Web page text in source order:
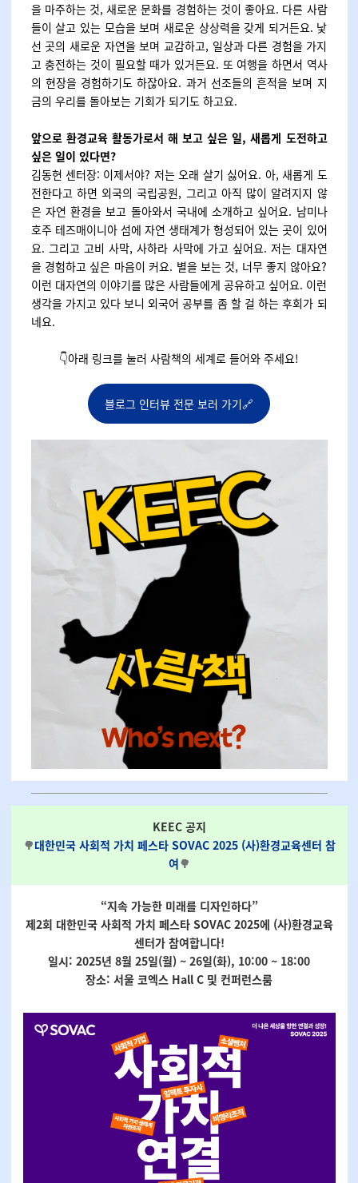
을 마주하는 것, 새로운 문화를 경험하는 것이 좋아요. 다른 사람
들이 살고 있는 모습을 보며 새로운 상상력을 갖게 되거든요. 낯
선 곳의 새로운 자연을 보며 교감하고, 일상과 다른 경험을 가지
고 충전하는 것이 필요할 때가 있거든요. 또 여행을 하면서 역사
의 현장을 경험하기도 하잖아요. 과거 선조들의 흔적을 보며 지
금의 우리를 돌아보는 기회가 되기도 하고요.
앞으로 환경교육 활동가로서 해 보고 싶은 일, 새롭게 도전하고
싶은 일이 있다면?
김동현 센터장: 이제서야? 저는 오래 살기 싫어요. 아, 새롭게 도
전한다고 하면 외국의 국립공원, 그리고 아직 많이 알려지지 않
은 자연 환경을 보고 돌아와서 국내에 소개하고 싶어요. 남미나
호주 테즈매이니아 섬에 자연 생태계가 형성되어 있는 곳이 있어
요. 그리고 고비 사막, 사하라 사막에 가고 싶어요. 저는 대자연
을 경험하고 싶은 마음이 커요. 별을 보는 것, 너무 좋지 않아요?
이런 대자연의 이야기를 많은 사람들에게 공유하고 싶어요. 이런
생각을 가지고 있다 보니 외국어 공부를 좀 할 걸 하는 후회가 되
네요.
👇아래 링크를 눌러 사람책의 세계로 들어와 주세요!
블로그 인터뷰 전문 보러 가기🔗
KEEC 공지
🌳대한민국 사회적 가치 페스타 SOVAC 2025 (사)환경교육센터 참
여🌳
“지속 가능한 미래를 디자인하다”
제2회 대한민국 사회적 가치 페스타 SOVAC 2025에 (사)환경교육
센터가 참여합니다!
일시: 2025년 8월 25일(월) ~ 26일(화), 10:00 ~ 18:00
장소: 서울 코엑스 Hall C 및 컨퍼런스룸